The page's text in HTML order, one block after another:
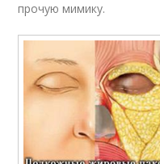
прочую мимику.